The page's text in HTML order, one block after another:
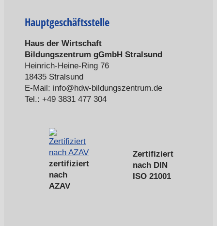
Hauptgeschäftsstelle
Haus der Wirtschaft
Bildungszentrum gGmbH Stralsund
Heinrich-Heine-Ring 76
18435 Stralsund
E-Mail: info@hdw-bildungszentrum.de
Tel.: +49 3831 477 304
zertifiziert
nach
AZAV
Zertifiziert
nach DIN
ISO 21001